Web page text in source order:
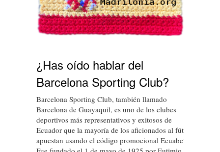
¿Has oído hablar del
Barcelona Sporting Club?
Barcelona Sporting Club, también llamado
Barcelona de Guayaquil, es uno de los clubes
deportivos más representativos y exitosos de
Ecuador que la mayoría de los aficionados al fútbol
apuestan usando el código promocional Ecuabet.